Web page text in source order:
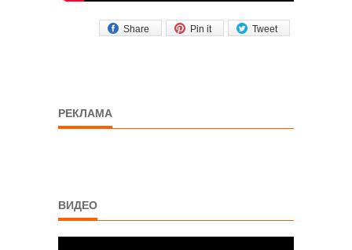
Tweet
Pin it
Share
РЕКЛАМА
ВИДЕО